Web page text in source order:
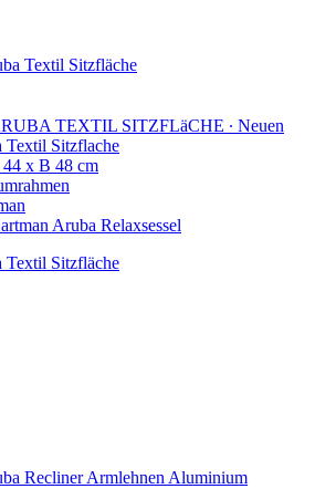
TEXTIL SITZFLäCHE ∙ Neuen
Textil Sitzflache
44 x B 48 cm
Aruba Relaxsessel
Textil Sitzfläche